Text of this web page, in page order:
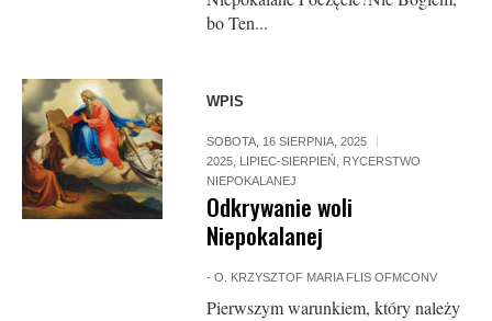
bo Ten...
WPIS
SOBOTA, 16 SIERPNIA, 2025
2025 LIPIEC-SIERPIEŃ
RYCERSTWO
NIEPOKALANEJ
Odkrywanie woli
Niepokalanej
-O. KRZYSZTOF MARIA FLIS OFMCONV
Pierwszym warunkiem, który należy